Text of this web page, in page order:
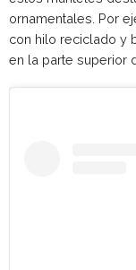
ornamentales. Por
con hilo reciclado y
en la parte superior